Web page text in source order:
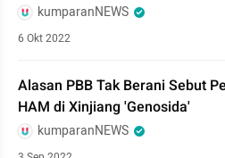
kumparanNEWS
6 Okt 2022
Alasan PBB Tak Berani Sebut
HAM di Xinjiang 'Genosida'
kumparanNEWS